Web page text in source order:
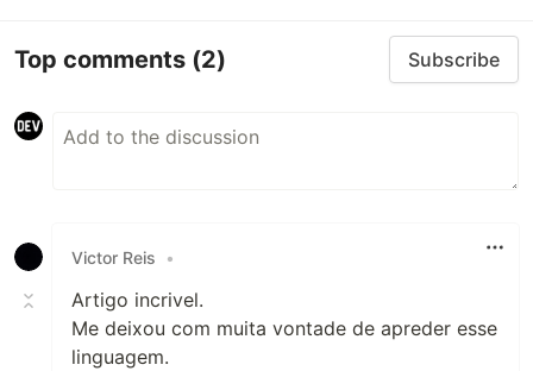
Top comments (2) Subscribe
Victor Reis •
Artigo incrivel.
Me deixou com muita vontade de apreder esse
linguagem.